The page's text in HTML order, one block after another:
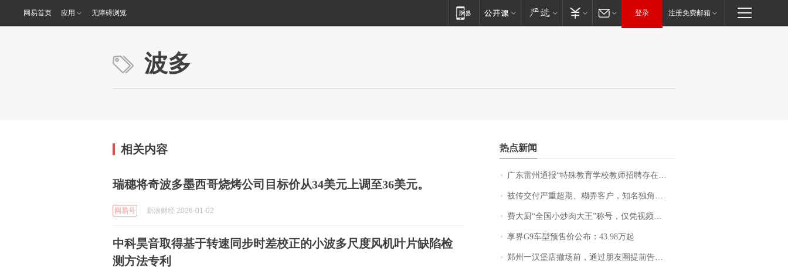
网易首页 应用 无障碍浏览 登录 注册免费邮箱
波多
相关内容
瑞穗将奇波多墨西哥烧烤公司目标价从34美元上调至36美元。
网易号 新浪财经 2026-01-02
中科昊音取得基于转速同步时差校正的小波多尺度风机叶片缺陷检
测方法专利
热点新闻
广东雷州通报“特殊教育学校教师招聘存在违规行为”：已启动问责程序 副校长被停职
被传交付严重超期、糊弄客户，知名独角兽车企创始人回应：都没证据，将依法采取措施，“本人长期与美国交管局保持沟通，对方表示肯定”
费大厨“全国小炒肉大王”称号，仅凭视频评出？中国烹饪协会回应
享界G9车型预售价公布：43.98万起
郑州一汉堡店撤场前，通过朋友圈提前告知逐一退费，有顾客仅剩1元也全被退回，分文不少；顾客：言而有信，让人感动